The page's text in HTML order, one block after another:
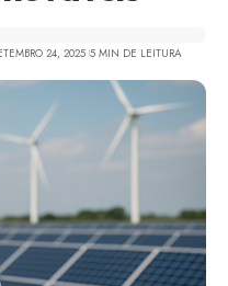
24, 2025 5 MIN DE LEITURA